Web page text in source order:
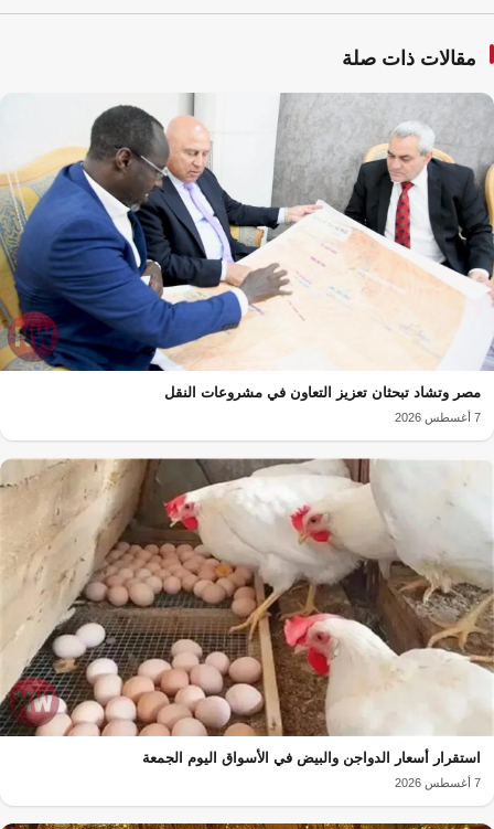
مقالات ذات صلة
مصر وتشاد تبحثان تعزيز التعاون في مشروعات النقل
7 أغسطس 2026
استقرار أسعار الدواجن والبيض في الأسواق اليوم الجمعة
7 أغسطس 2026